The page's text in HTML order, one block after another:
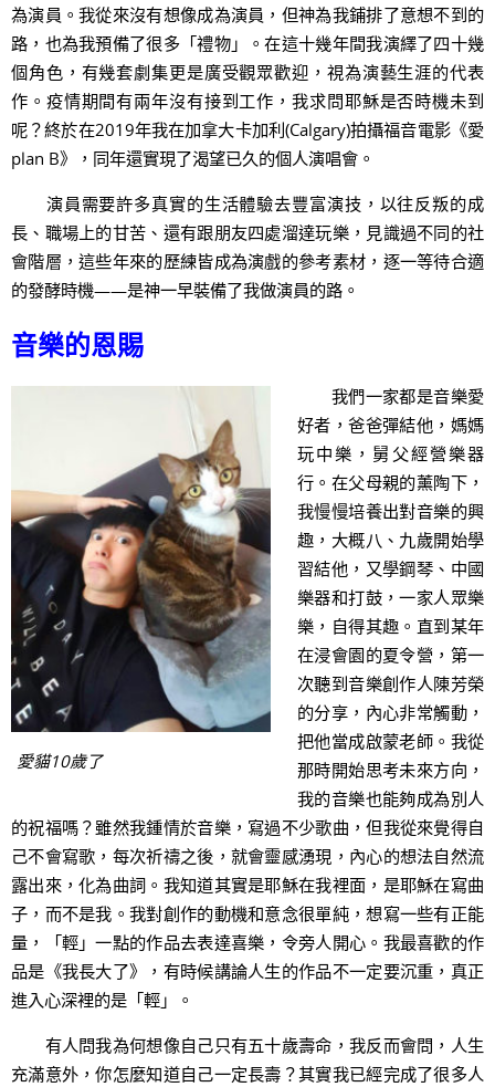
為演員。我從來沒有想像成為演員，但神為我鋪排了意想不到的
路，也為我預備了很多「禮物」。在這十幾年間我演繹了四十幾
個角色，有幾套劇集更是廣受觀眾歡迎，視為演藝生涯的代表
作。疫情期間有兩年沒有接到工作，我求問耶穌是否時機未到
呢？終於在2019年我在加拿大卡加利(Calgary)拍攝福音電影《愛
plan B》，同年還實現了渴望已久的個人演唱會。
演員需要許多真實的生活體驗去豐富演技，以往反叛的成
長、職場上的甘苦、還有跟朋友四處溜達玩樂，見識過不同的社
會階層，這些年來的歷練皆成為演戲的參考素材，逐一等待合適
的發酵時機——是神一早裝備了我做演員的路。
音樂的恩賜
愛貓10歲了
我們一家都是音樂愛
好者，爸爸彈結他，媽媽
玩中樂，舅父經營樂器
行。在父母親的薰陶下，
我慢慢培養出對音樂的興
趣，大概八、九歲開始學
習結他，又學鋼琴、中國
樂器和打鼓，一家人眾樂
樂，自得其趣。直到某年
在浸會園的夏令營，第一
次聽到音樂創作人陳芳榮
的分享，內心非常觸動，
把他當成啟蒙老師。我從
那時開始思考未來方向，
我的音樂也能夠成為別人
的祝福嗎？雖然我鍾情於音樂，寫過不少歌曲，但我從來覺得自
己不會寫歌，每次祈禱之後，就會靈感湧現，內心的想法自然流
露出來，化為曲詞。我知道其實是耶穌在我裡面，是耶穌在寫曲
子，而不是我。我對創作的動機和意念很單純，想寫一些有正能
量，「輕」一點的作品去表達喜樂，令旁人開心。我最喜歡的作
品是《我長大了》，有時候講論人生的作品不一定要沉重，真正
進入心深裡的是「輕」。
有人問我為何想像自己只有五十歲壽命，我反而會問，人生
充滿意外，你怎麼知道自己一定長壽？其實我已經完成了很多人